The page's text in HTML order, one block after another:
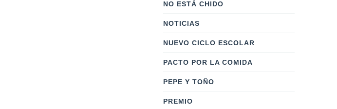
NO ESTÁ CHIDO
NOTICIAS
NUEVO CICLO ESCOLAR
PACTO POR LA COMIDA
PEPE Y TOÑO
PREMIO